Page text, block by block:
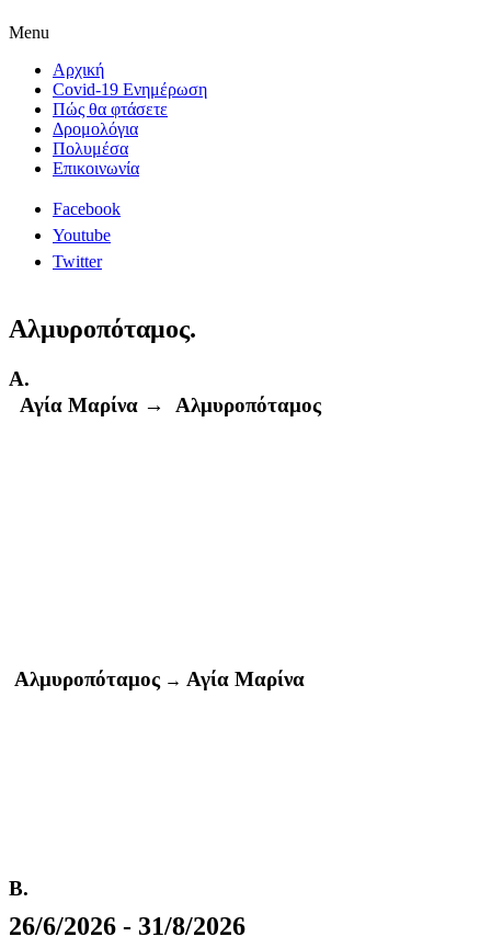
Menu
Αρχική
Covid-19 Ενημέρωση
Πώς θα φτάσετε
Δρομολόγια
Πολυμέσα
Επικοινωνία
Facebook
Youtube
Twitter
Αλμυροπόταμος.
Α.
Αγία Μαρίνα → Αλμυροπόταμος
Αλμυροπόταμος → Αγία Μαρίνα
Β.
26/6/2026 - 31/8/2026